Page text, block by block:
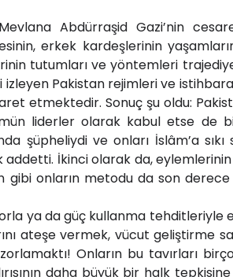
Abdürraşid Gazi’nin
erkek kardeşlerinin
tutumları ve yöntemleri
Pakistan rejimleri ve
etmektedir. Sonuç şu oldu:
liderler olarak kabul etse de
şüpheliydi ve onları İslâm’a sıkı
İkinci olarak da,
gibi onların metodu da son
ya da güç kullanma tehditleriyle
ateşe vermek, vücut geliştirme
Onların bu tavırları
daha büyük bir halk